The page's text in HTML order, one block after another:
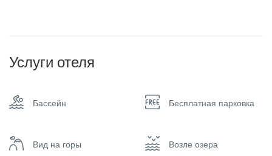
Услуги отеля
Бассейн Бесплатная парковка
Вид на горы Возле озера